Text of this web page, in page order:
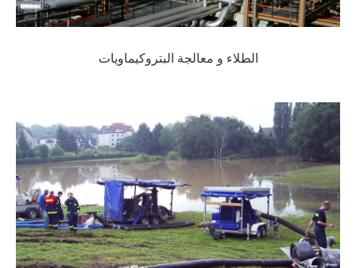
الطلاء و معالجة البتروكيماويات